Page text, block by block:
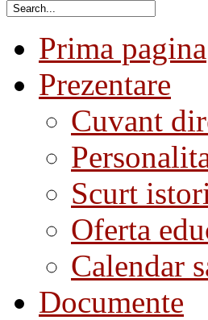
Prima pagina
Prezentare
Cuvant
Scurt
Oferta
Calendar
Documente